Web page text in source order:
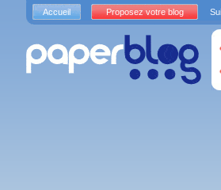
Accueil Proposez votre blog